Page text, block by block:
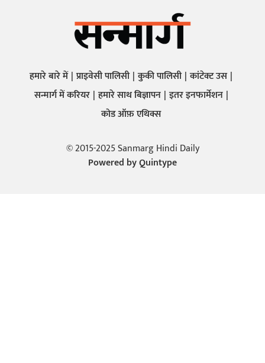
हमारे बारे में प्राइवेसी पालिसी कुकी पालिसी कांटेक्ट उस
सन्मार्ग में करियर हमारे साथ बिज्ञापन इतर इनफार्मेशन
कोड ऑफ़ एथिक्स
© 2015-2025 Sanmarg Hindi Daily
Powered byQuintype